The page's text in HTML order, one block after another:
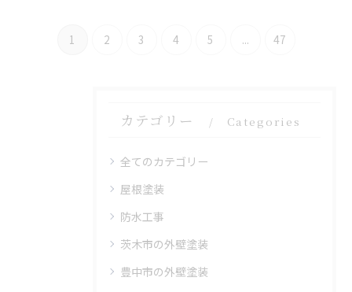
1 2 3 4 5 ... 47
カテゴリー Categories
全てのカテゴリー
屋根塗装
防水工事
茨木市の外壁塗装
豊中市の外壁塗装